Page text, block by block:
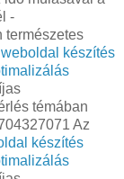
-
természetes
készítés
témában
Az
készítés